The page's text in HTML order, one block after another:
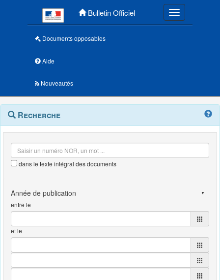
Bulletin Officiel Toggle
Documents opposables
Aide
Nouveautés
Navigation
outils
Menu
contextuel
Recherche
dans le texte intégral des documents
entre le
et le